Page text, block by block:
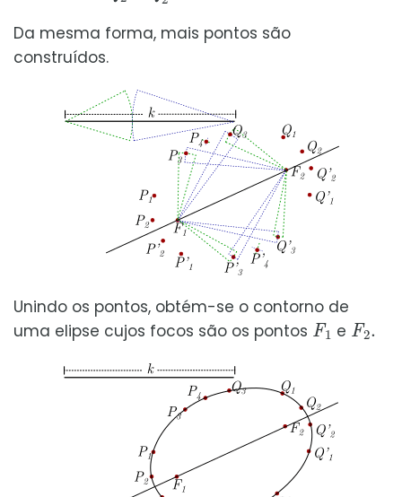
Da mesma forma, mais pontos são
construídos.
Unindo os pontos, obtém-se o contorno de
uma elipse cujos focos são os pontos
F1
e
F2